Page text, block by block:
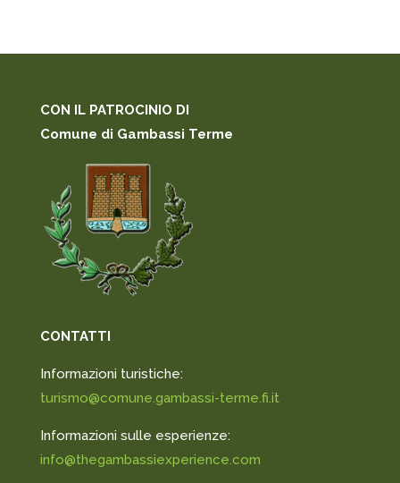
CON IL PATROCINIO DI
Comune di Gambassi Terme
CONTATTI
Informazioni turistiche:
turismo@comune.gambassi-terme.fi.it
Informazioni sulle esperienze:
info@thegambassiexperience.com